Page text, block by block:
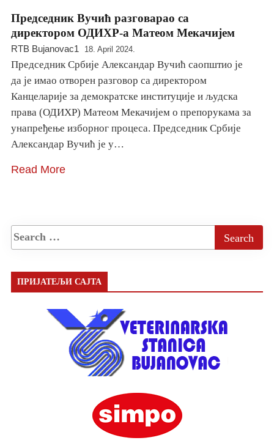
Председник Вучић разговарао са
директором ОДИХР-а Матеом Мекачијем
RTB Bujanovac1 18. April 2024.
Председник Србије Александар Вучић саопштио је
да је имао отворен разговор са директором
Канцеларије за демократске институције и људска
права (ОДИХР) Матеом Мекачијем о препорукама за
унапређење изборног процеса. Председник Србије
Александар Вучић је у…
Read More
ПРИЈАТЕЉИ САЈТА